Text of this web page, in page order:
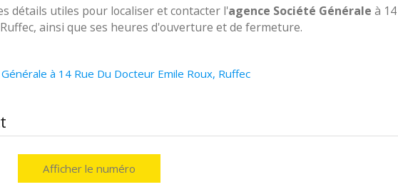
détails utiles pour localiser et contacter l'agence Société Générale à 14
ainsi que ses heures d'ouverture et de fermeture.
à 14 Rue Du Docteur Emile Roux, Ruffec
Afficher le numéro